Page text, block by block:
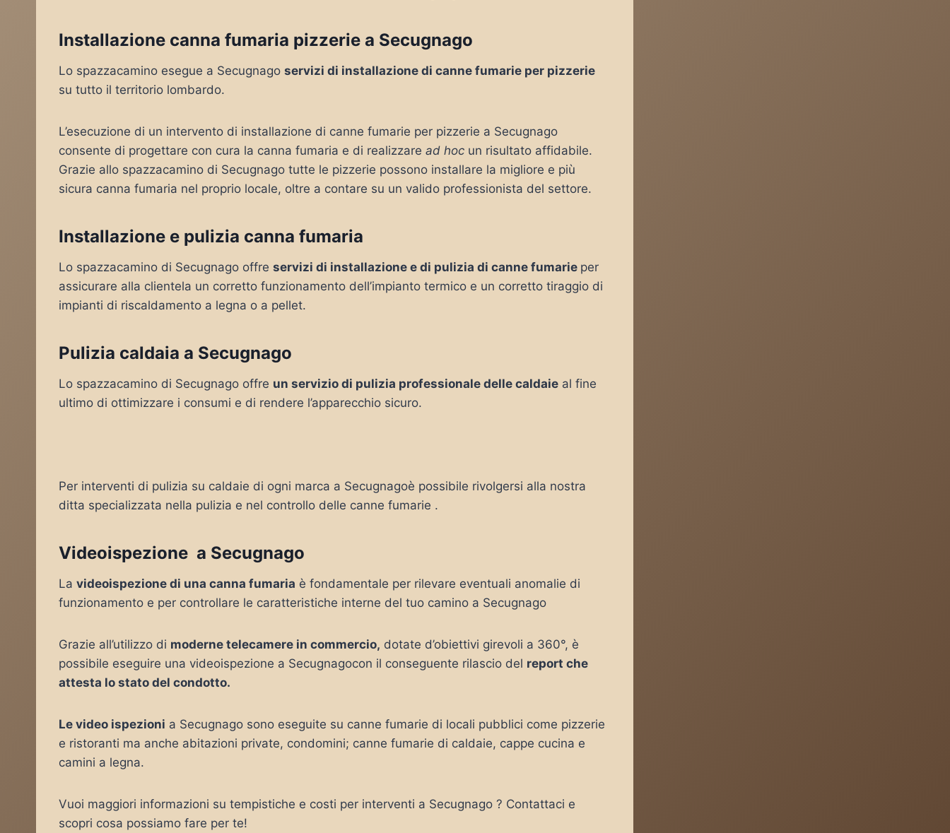
Installazione canna fumaria pizzerie a Secugnago
Lo spazzacamino esegue a Secugnago servizi di installazione di canne fumarie per pizzerie
su tutto il territorio lombardo.
L’esecuzione di un intervento di installazione di canne fumarie per pizzerie a Secugnago
consente di progettare con cura la canna fumaria e di realizzare ad hoc un risultato affidabile.
Grazie allo spazzacamino di Secugnago tutte le pizzerie possono installare la migliore e più
sicura canna fumaria nel proprio locale, oltre a contare su un valido professionista del settore.
Installazione e pulizia canna fumaria
Lo spazzacamino di Secugnago offre servizi di installazione e di pulizia di canne fumarie per
assicurare alla clientela un corretto funzionamento dell’impianto termico e un corretto tiraggio di
impianti di riscaldamento a legna o a pellet.
Pulizia caldaia a Secugnago
Lo spazzacamino di Secugnago offre un servizio di pulizia professionale delle caldaie al fine
ultimo di ottimizzare i consumi e di rendere l’apparecchio sicuro.
Per interventi di pulizia su caldaie di ogni marca a Secugnagoè possibile rivolgersi alla nostra
ditta specializzata nella pulizia e nel controllo delle canne fumarie .
Videoispezione a Secugnago
La videoispezione di una canna fumaria è fondamentale per rilevare eventuali anomalie di
funzionamento e per controllare le caratteristiche interne del tuo camino a Secugnago
Grazie all’utilizzo di moderne telecamere in commercio, dotate d’obiettivi girevoli a 360°, è
possibile eseguire una videoispezione a Secugnagocon il conseguente rilascio del report che
attesta lo stato del condotto.
Le video ispezioni a Secugnago sono eseguite su canne fumarie di locali pubblici come pizzerie
e ristoranti ma anche abitazioni private, condomini; canne fumarie di caldaie, cappe cucina e
camini a legna.
Vuoi maggiori informazioni su tempistiche e costi per interventi a Secugnago ? Contattaci e
scopri cosa possiamo fare per te!